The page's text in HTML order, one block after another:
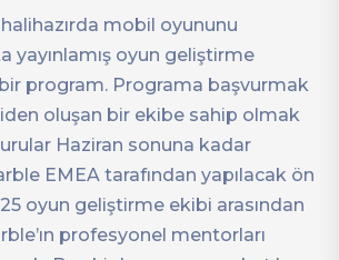
halihazırda mobil oyununu
yayınlamış oyun geliştirme
program. Programa başvurmak
oluşan bir ekibe sahip olmak
Haziran sonuna kadar
EMEA tarafından yapılacak ön
oyun geliştirme ekibi arasından
profesyonel mentorları